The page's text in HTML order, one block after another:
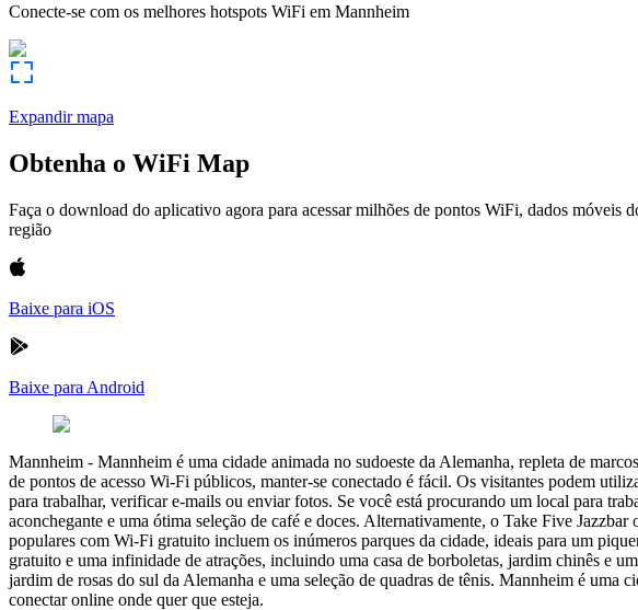
Conecte-se com os melhores hotspots WiFi em Mannheim
Expandir mapa
Obtenha o WiFi Map
Faça o download do aplicativo agora para acessar milhões de pontos WiFi, dados
região
Baixe para iOS
Baixe para Android
Mannheim - Mannheim é uma cidade animada no sudoeste da Alemanha, repleta de
de pontos de acesso Wi-Fi públicos, manter-se conectado é fácil. Os visitantes podem
para trabalhar, verificar e-mails ou enviar fotos. Se você está procurando um local para
aconchegante e uma ótima seleção de café e doces. Alternativamente, o Take Five
populares com Wi-Fi gratuito incluem os inúmeros parques da cidade, ideais para um
gratuito e uma infinidade de atrações, incluindo uma casa de borboletas, jardim chinês e
jardim de rosas do sul da Alemanha e uma seleção de quadras de tênis. Mannheim é uma
conectar online onde quer que esteja.